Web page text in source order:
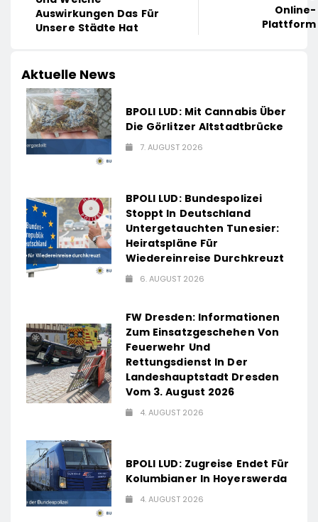
Auswirkungen Das Für
Unsere Städte Hat
Online-
Plattform
Aktuelle News
BPOLI LUD: Mit Cannabis Über
Die Görlitzer Altstadtbrücke
7. AUGUST 2026
BPOLI LUD: Bundespolizei
Stoppt In Deutschland
Untergetauchten Tunesier:
Heiratspläne Für
Wiedereinreise Durchkreuzt
6. AUGUST 2026
FW Dresden: Informationen
Zum Einsatzgeschehen Von
Feuerwehr Und
Rettungsdienst In Der
Landeshauptstadt Dresden
Vom 3. August 2026
4. AUGUST 2026
BPOLI LUD: Zugreise Endet Für
Kolumbianer In Hoyerswerda
4. AUGUST 2026